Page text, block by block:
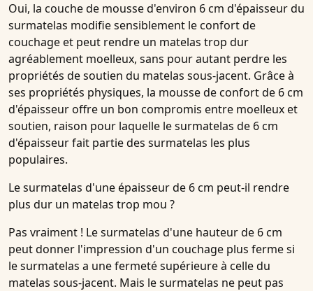
Oui, la couche de mousse d'environ 6 cm d'épaisseur du
surmatelas modifie sensiblement le confort de
couchage et peut rendre un matelas trop dur
agréablement moelleux, sans pour autant perdre les
propriétés de soutien du matelas sous-jacent. Grâce à
ses propriétés physiques, la mousse de confort de 6 cm
d'épaisseur offre un bon compromis entre moelleux et
soutien, raison pour laquelle le surmatelas de 6 cm
d'épaisseur fait partie des surmatelas les plus
populaires.
Le surmatelas d'une épaisseur de 6 cm peut-il rendre
plus dur un matelas trop mou ?
Pas vraiment ! Le surmatelas d'une hauteur de 6 cm
peut donner l'impression d'un couchage plus ferme si
le surmatelas a une fermeté supérieure à celle du
matelas sous-jacent. Mais le surmatelas ne peut pas